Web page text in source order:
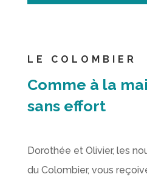
LE COLOMBIER
Comme à la
sans effort
Dorothée et Olivier, les
du Colombier, vous